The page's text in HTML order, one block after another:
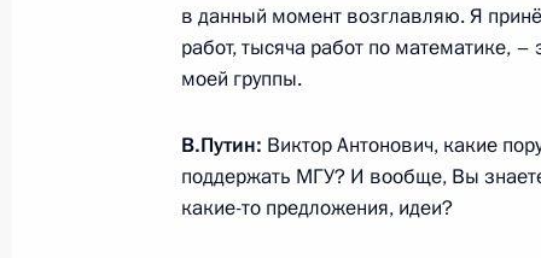
9 апреля 2024 года, 13:30 Москва, Кремль
8 апреля 2024 года, понедельник
Встреча с главой
в данный момент возглавляю. Я
работ, тысяча работ по математике,
моей группы.
В.Путин: Виктор Антонович, какие
поддержать МГУ? И вообще, Вы
какие-то предложения, идеи?